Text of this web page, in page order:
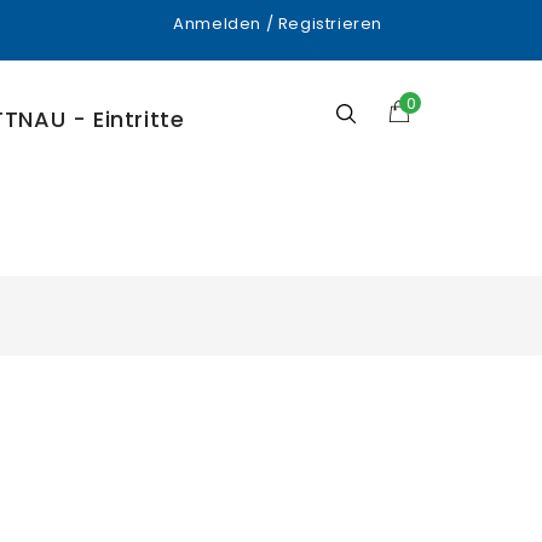
Anmelden / Registrieren
0
- Eintritte